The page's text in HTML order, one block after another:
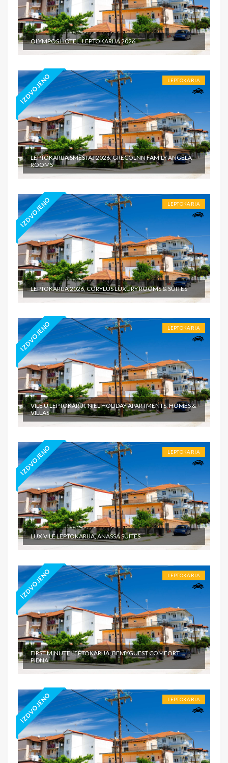
OLYMPOS HOTEL, LEPTOKARIJA 2026
IZDVOJENO LEPTOKARIA
LEPTOKARIJA SMEŠTAJ 2026, GRECOLNN FAMILY ANGELA
ROOMS
IZDVOJENO LEPTOKARIA
LEPTOKARIJA 2026, CORYLUS LUXURY ROOMS & SUITES
IZDVOJENO LEPTOKARIA
VILE U LEPTOKARIJI, NIEL HOLIDAY APARTMENTS, HOMES &
VILLAS
IZDVOJENO LEPTOKARIA
LUX VILE LEPTOKARIJA, ANASSA SUITES
IZDVOJENO LEPTOKARIA
FIRST MINUTE LEPTOKARIJA, BEMYGUEST COMFORT
PIDNA
IZDVOJENO LEPTOKARIA